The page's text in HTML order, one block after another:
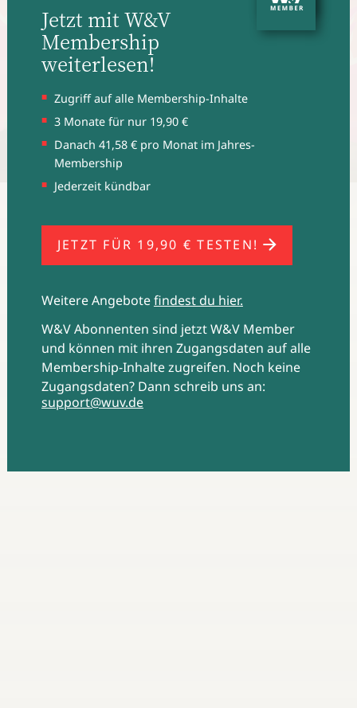
Jetzt mit W&V
Membership
weiterlesen!
Zugriff auf alle Membership-Inhalte
3 Monate für nur 19,90 €
Danach 41,58 € pro Monat im Jahres-
Membership
Jederzeit kündbar
JETZT FÜR 19,90 € TESTEN!
Weitere Angebotefindest du hier.
W&V Abonnenten sind jetzt W&V Member
und können mit ihren Zugangsdaten auf alle
Membership-Inhalte zugreifen. Noch keine
Zugangsdaten? Dann schreib uns an:
support@wuv.de